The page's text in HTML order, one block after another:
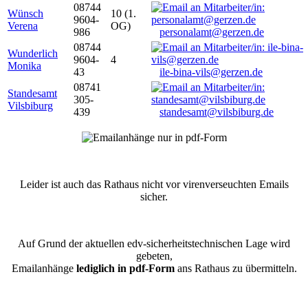
Wünsch
Verena
08744
9604-
986
10 (1.
OG)
personalamt@gerzen.de
Wunderlich
Monika
08744
9604-
43
4
ile-bina-vils@gerzen.de
Standesamt
Vilsbiburg
08741
305-
439
standesamt@vilsbiburg.de
Leider ist auch das Rathaus nicht vor virenverseuchten Emails
sicher.
Auf Grund der aktuellen edv-sicherheitstechnischen Lage wird
gebeten,
Emailanhänge lediglich in pdf-Formans Rathaus zu übermitteln.